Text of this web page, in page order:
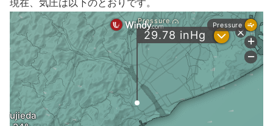
現在、気圧は以下のとおりです。